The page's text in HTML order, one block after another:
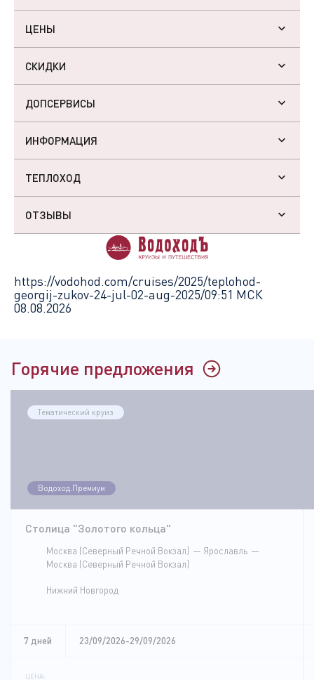
ЦЕНЫ
СКИДКИ
ДОПСЕРВИСЫ
ИНФОРМАЦИЯ
ТЕПЛОХОД
ОТЗЫВЫ
https://vodohod.com/cruises/2025/teplohod-
georgij-zukov-24-jul-02-aug-2025/09:51 МСК
08.08.2026
Горячие предложения
Тематический круиз
Водоход.Премиум
Столица "Золотого кольца"
Москва (Северный Речной Вокзал)
Ярославль
Москва (Северный Речной Вокзал)
Нижний Новгород
7 дней 23/09/2026-29/09/2026
ЦЕНА: